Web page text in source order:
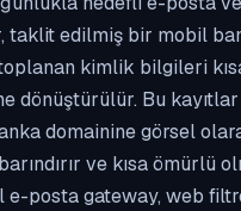
taklit edilmiş bir mobil
kimlik bilgileri
dönüştürülür. Bu
domainine görsel
ve kısa ömürlü
e-posta gateway, web